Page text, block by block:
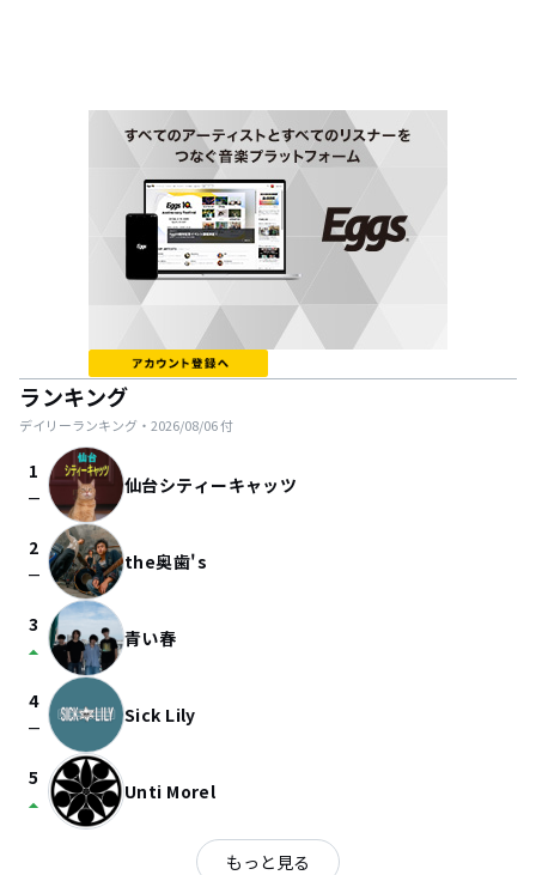
ランキング
デイリーランキング・ 2026/08/06付
1
check_indeterminate_small 仙台シティーキャッツ
2
check_indeterminate_small the奥歯's
3
arrow_drop_up 青い春
4
check_indeterminate_small Sick Lily
5
arrow_drop_up Unti Morel
もっと見る